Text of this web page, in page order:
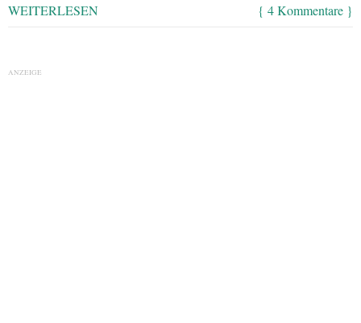
WEITERLESEN { 4 Kommentare }
ANZEIGE